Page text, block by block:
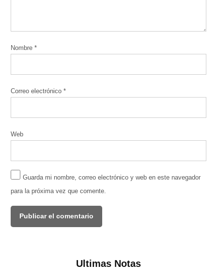
Nombre*
Correo electrónico*
Web
Guarda mi nombre, correo electrónico y web en este navegador
para la próxima vez que comente.
Ultimas Notas